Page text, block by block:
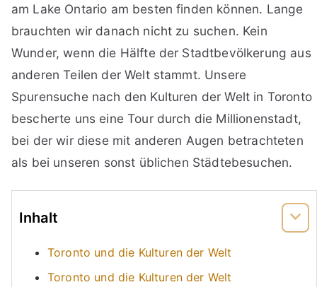
am Lake Ontario am besten finden können. Lange
brauchten wir danach nicht zu suchen. Kein
Wunder, wenn die Hälfte der Stadtbevölkerung aus
anderen Teilen der Welt stammt. Unsere
Spurensuche nach den Kulturen der Welt in Toronto
bescherte uns eine Tour durch die Millionenstadt,
bei der wir diese mit anderen Augen betrachteten
als bei unseren sonst üblichen Städtebesuchen.
Inhalt
Toronto und die Kulturen der Welt
Toronto und die Kulturen der Welt